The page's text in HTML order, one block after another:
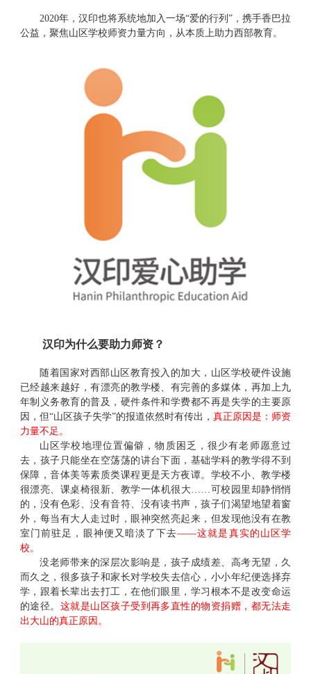
2020年，汉印也将系统地加入一场“爱的行列”，携手香巴拉
公益，聚焦山区学校师资力量方向，从本质上助力西部教育。
汉印为什么要助力师资？
随着国家对西部山区教育投入的加大，山区学校硬件设施
已经越来越好，有漂亮的教学楼、有完善的多媒体，再加上九
年制义务教育的普及，硬件条件和学费都不再是失学的主要原
因，但“山区孩子失学”的报道依然时有传出， 真正原因是：师资
力量不足。
山区学校地理位置偏僻，物质困乏，很少有老师愿意过
去，孩子只能坐在空荡荡的讲台下面，基础学科的教学得不到
保障，音体美等素质类课程更是天方夜谭。学校不小、教学楼
很漂亮、课桌椅很新、教学一体机很大……可校园里却静悄悄
的，没有色彩、没有音符、没有读书声，孩子们渴望地望着窗
外，每当有大人走过时，眼神突然亮起来，但发现他没有在教
室门前驻足，眼神便又暗淡了下去——这就是真实的山区学
校。
没老师带来的深层次影响是，孩子成绩差、高考无望，久
而久之，很多孩子和家长对学校失去信心，小小年纪便选择弃
学，跟着长辈出去打工，在他们眼里，学习根本不是改变命运
的途径。 这就是山区孩子受到再多直性的物资捐赠，都无法走
出大山的真正原因。